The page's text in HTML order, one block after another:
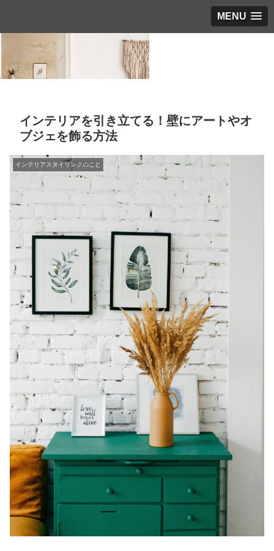
MENU
インテリアを引き立てる！壁にアートやオ
ブジェを飾る方法
インテリアスタイリングのこと